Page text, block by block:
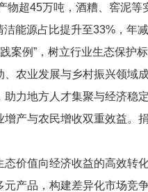
物超45万吨，酒糟、窖泥等
能源占比提升至33%，年
案例”，树立行业生态保护标
农业发展与乡村振兴领域
力地方人才集聚与经济稳定
产与农民增收双重效益。
价值向经济收益的高效转
产品，构建差异化市场竞